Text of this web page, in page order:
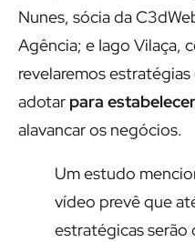
Nunes, sócia da
Agência; e Iago Vilaça,
revelaremos
adotar para
alavancar os negócios.
Um estudo
vídeo prevê que
estratégicas serão